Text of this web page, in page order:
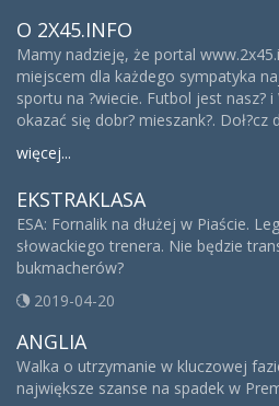
O 2X45.INFO
Mamy nadzieję, że portal
miejscem dla każdego sympatyka
sportu na ?wiecie. Futbol jest nasz? i
okazać się dobr? mieszank?. Doł?cz
więcej...
EKSTRAKLASA
ESA: Fornalik na dłużej w Piaście.
słowackiego trenera. Nie będzie
bukmacherów?
2019-04-20
ANGLIA
Walka o utrzymanie w kluczowej
największe szanse na spadek w